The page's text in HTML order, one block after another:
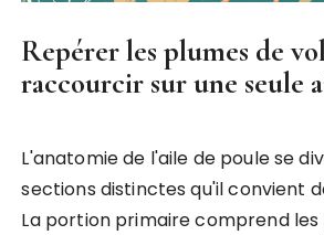
Repérer les plumes de
raccourcir sur une seule
L'anatomie de l'aile de poule se
sections distinctes qu'il convient
La portion primaire comprend les